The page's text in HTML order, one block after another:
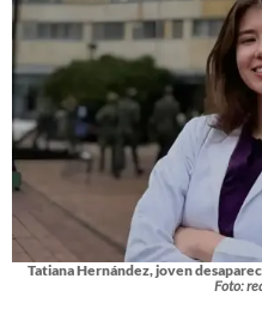
Tatiana Hernández, joven
Foto: